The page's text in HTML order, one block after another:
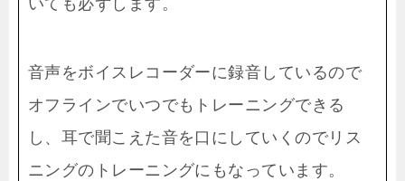
いても必ずします。
音声をボイスレコーダーに録音しているので
オフラインでいつでもトレーニングできる
し、耳で聞こえた音を口にしていくのでリス
ニングのトレーニングにもなっています。